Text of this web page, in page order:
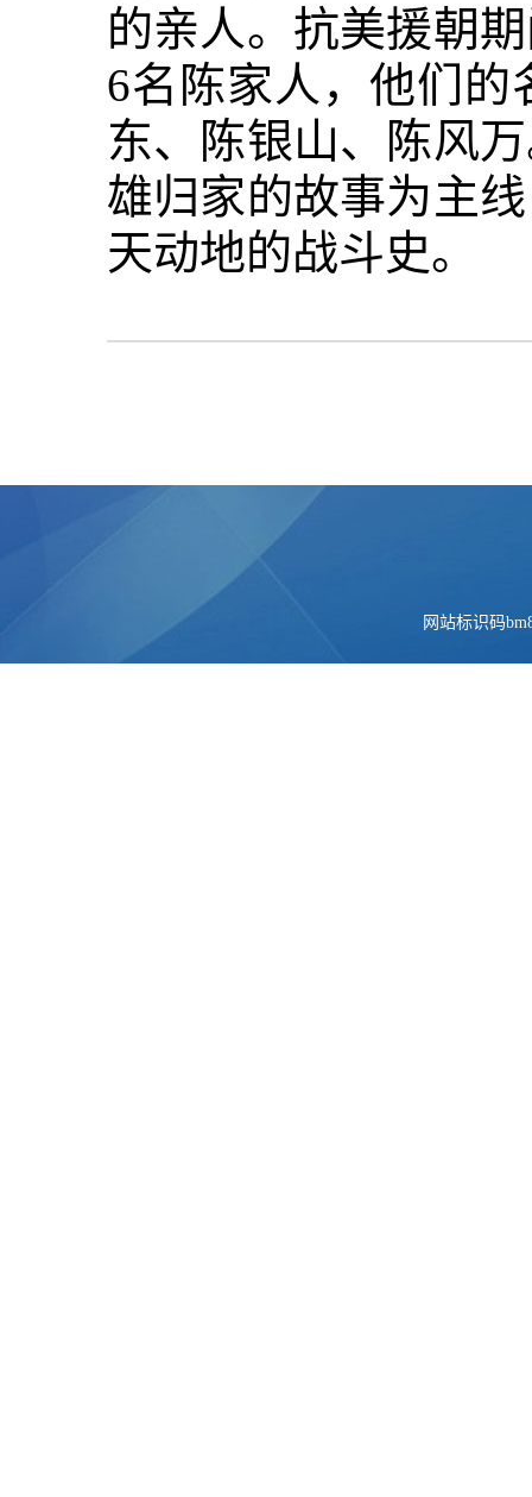
的亲人。抗美援朝
6名陈家人，他们
东、陈银山、陈风
雄归家的故事为主
天动地的战斗史。
网站标识码